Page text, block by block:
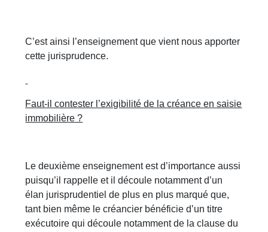
C’est ainsi l’enseignement que vient nous apporter
cette jurisprudence.
Faut-il contester l’exigibilité de la créance en saisie
immobilière ?
Le deuxième enseignement est d’importance aussi
puisqu’il rappelle et il découle notamment d’un
élan jurisprudentiel de plus en plus marqué que,
tant bien même le créancier bénéficie d’un titre
exécutoire qui découle notamment de la clause du